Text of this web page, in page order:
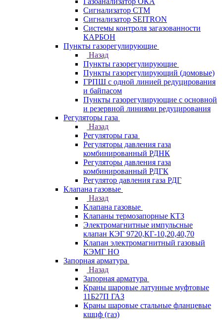
Сигнализатор СТМ
Сигнализатор SEITRON
Системы контроля загазованности
КАРБОН
Пункты газорегулирующие
Назад
Пункты газорегулирующие
Пункты газорегулирующий (домовые)
ГРПШ с одной линией редуцирования
и байпасом
Пункты газорегулирующие с основной
и резервной линиями редуцирования
Регуляторы газа
Назад
Регуляторы газа
Регуляторы давления газа
комбинированный РДНК
Регуляторы давления газа
комбинированный РДГК
Регулятор давления газа РДГ
Клапана газовые
Назад
Клапана газовые
Клапаны термозапорные КТЗ
Электромагнитные импульсные
клапан КЭГ 9720,КГ-10,20,40,70
Клапан электромагнитный газовый
КЭМГ НО
Запорная арматура
Назад
Запорная арматура
Краны шаровые латунные муфтовые
11Б27П ГАЗ
Краны шаровые стальные фланцевые
кшцф (газ)